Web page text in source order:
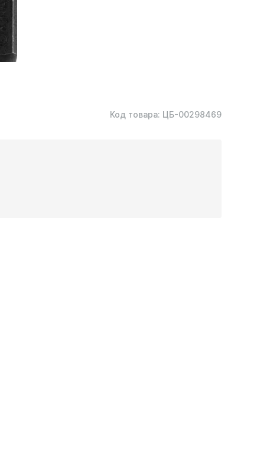
Код товара: ЦБ-00298469